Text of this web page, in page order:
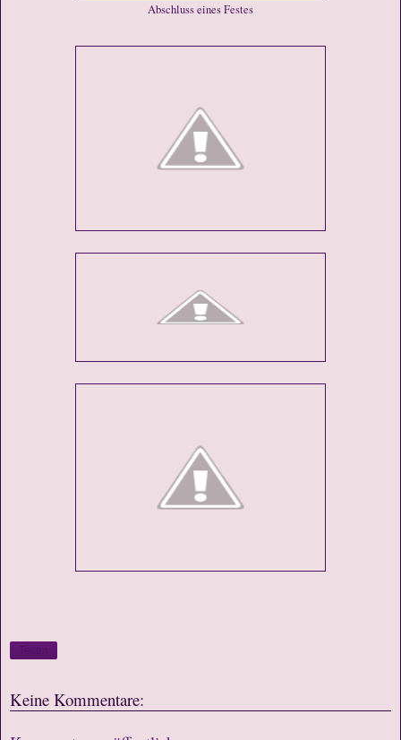
Abschluss eines Festes
Keine Kommentare: